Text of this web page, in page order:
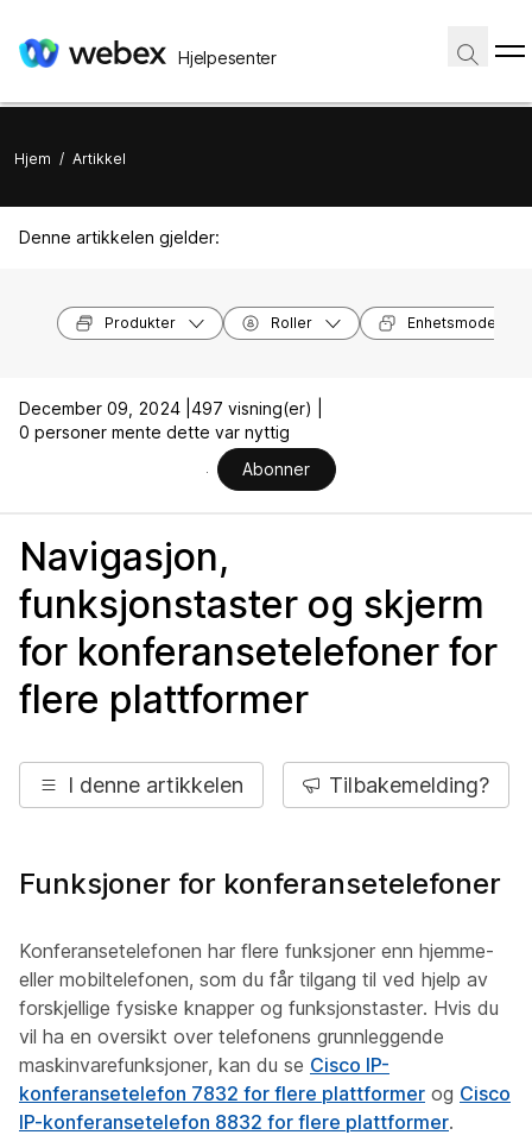
Hjelpesenter
Hjem / Artikkel
Denne artikkelen gjelder:
Produkter Roller Enhetsmodeller
December 09, 2024 | 497 visning(er) |
0 personer mente dette var nyttig
Abonner
Navigasjon,
funksjonstaster og skjerm
for konferansetelefoner for
flere plattformer
I denne artikkelen Tilbakemelding?
Funksjoner for konferansetelefoner
Konferansetelefonen har flere funksjoner enn hjemme-
eller mobiltelefonen, som du får tilgang til ved hjelp av
forskjellige fysiske knapper og funksjonstaster. Hvis du
vil ha en oversikt over telefonens grunnleggende
maskinvarefunksjoner, kan du se Cisco IP-
konferansetelefon 7832 for flere plattformer og Cisco
IP-konferansetelefon 8832 for flere plattformer.